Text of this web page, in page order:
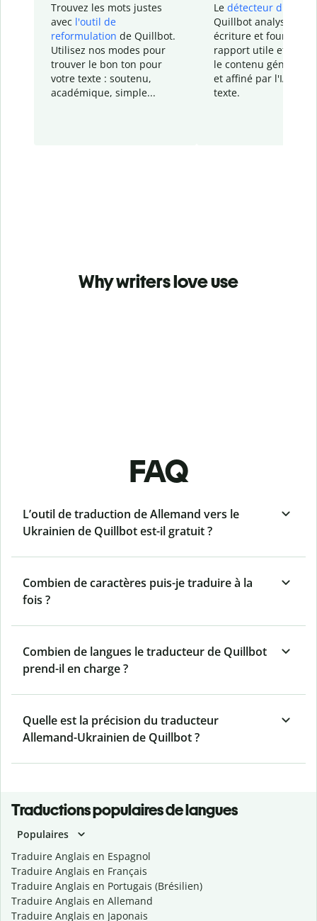
Trouvez les mots justes
avec l'outil de
reformulation de Quillbot.
Utilisez nos modes pour
trouver le bon ton pour
votre texte : soutenu,
académique, simple...
Le détecteur d'IA
Quillbot analyse votre
écriture et fournit un
rapport utile et
le contenu généré
et affiné par l'IA
texte.
Why writers love use
FAQ
L’outil de traduction de Allemand vers le
Ukrainien de Quillbot est-il gratuit ?
Combien de caractères puis-je traduire à la
fois ?
Combien de langues le traducteur de Quillbot
prend-il en charge ?
Quelle est la précision du traducteur
Allemand-Ukrainien de Quillbot ?
Traductions populaires de langues
Populaires
Traduire Anglais en Espagnol
Traduire Anglais en Français
Traduire Anglais en Portugais (Brésilien)
Traduire Anglais en Allemand
Traduire Anglais en Japonais